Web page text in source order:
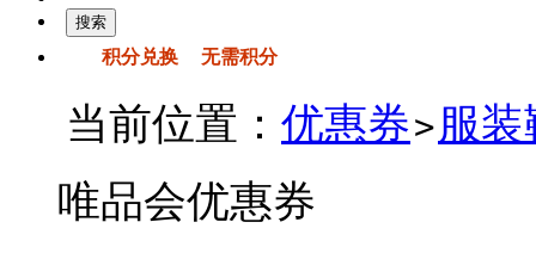
积分兑换 无需积分
当前位置： 优惠券> 服
唯品会优惠券